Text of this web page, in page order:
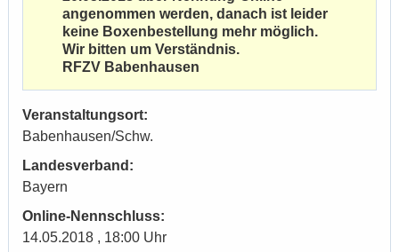
angenommen werden, danach ist leider
keine Boxenbestellung mehr möglich.
Wir bitten um Verständnis.
RFZV Babenhausen
Veranstaltungsort:
Babenhausen/Schw.
Landesverband:
Bayern
Online-Nennschluss:
14.05.2018 , 18:00 Uhr